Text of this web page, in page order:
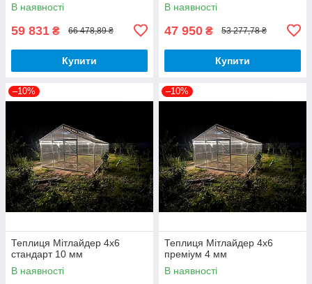
В наявності
59 831 ₴ 66 478,89 ₴
Купити
В наявності
47 950 ₴ 53 277,78 ₴
Купити
–10%
Теплиця Мітлайдер 4х6
стандарт 10 мм
В наявності
–10%
Теплиця Мітлайдер 4х6
преміум 4 мм
В наявності